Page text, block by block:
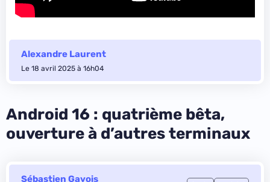
Alexandre Laurent
Le 18 avril 2025 à 16h04
Android 16 : quatrième bêta,
ouverture à d’autres terminaux
Sébastien Gavois